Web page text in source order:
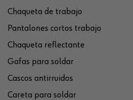
Chaqueta de trabajo
Pantalones cortos trabajo
Chaqueta reflectante
Gafas para soldar
Cascos antirruidos
Careta para soldar